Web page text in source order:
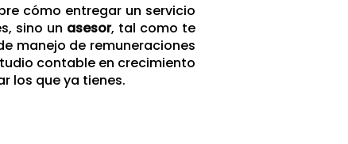
cómo entregar un servicio
sino un asesor, tal como te
manejo de remuneraciones
contable en crecimiento
los que ya tienes.